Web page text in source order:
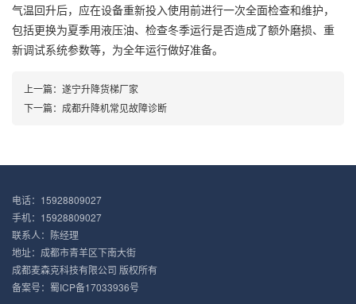
气温回升后，应在设备重新投入使用前进行一次全面检查和维护，
包括更换为夏季用液压油、检查冬季运行是否造成了额外磨损、重
新调试系统参数等，为全年运行做好准备。
上一篇： 遂宁升降货梯厂家
下一篇： 成都升降机常见故障诊断
电话：15928809027
手机：15928809027
联系人：陈经理
地址：成都市青羊区下南大街
成都麦森克科技有限公司 版权所有
备案号： 蜀ICP备17033936号